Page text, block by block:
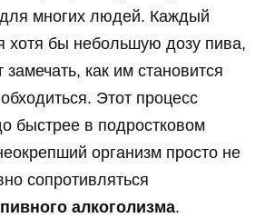
многих людей. Каждый
хотя бы небольшую дозу пива,
как им становится
Этот процесс
быстрее в подростковом
организм просто не
сопротивляться
пивного алкоголизма.